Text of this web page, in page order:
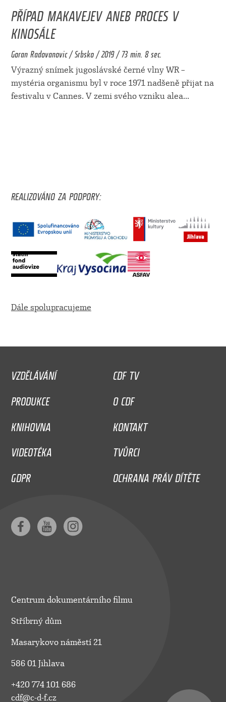
PŘÍPAD MAKAVEJEV ANEB PROCES V
KINOSÁLE
Goran Radovanovic / Srbsko / 2019 / 73 min. 8 sec.
Výrazný snímek jugoslávské černé vlny WR –
mystéria organismu byl v roce 1971 nadšeně přijat na
festivalu v Cannes. V zemi svého vzniku alea...
REALIZOVÁNO ZA PODPORY:
Dále spolupracujeme
VZDĚLÁVÁNÍ
CDF TV
PRODUKCE
O CDF
KNIHOVNA
KONTAKT
VIDEOTÉKA
TVŮRCI
GDPR
OCHRANA PRÁV DÍTĚTE
Centrum dokumentárního filmu
Stříbrný dům
Masarykovo náměstí 21
586 01 Jihlava
+420 774 101 686
cdf@c-d-f.cz